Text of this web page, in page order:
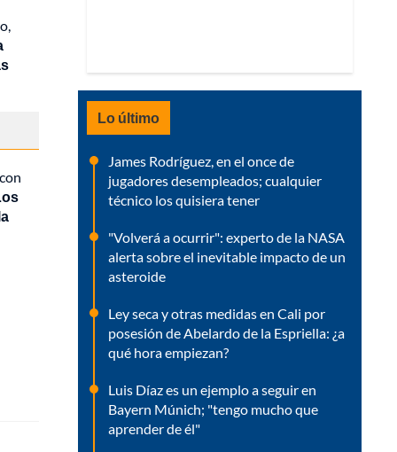
Lo último
James Rodríguez, en el once de
jugadores desempleados; cualquier
técnico los quisiera tener
"Volverá a ocurrir": experto de la NASA
alerta sobre el inevitable impacto de un
asteroide
Ley seca y otras medidas en Cali por
posesión de Abelardo de la Espriella: ¿a
qué hora empiezan?
Luis Díaz es un ejemplo a seguir en
Bayern Múnich; "tengo mucho que
aprender de él"